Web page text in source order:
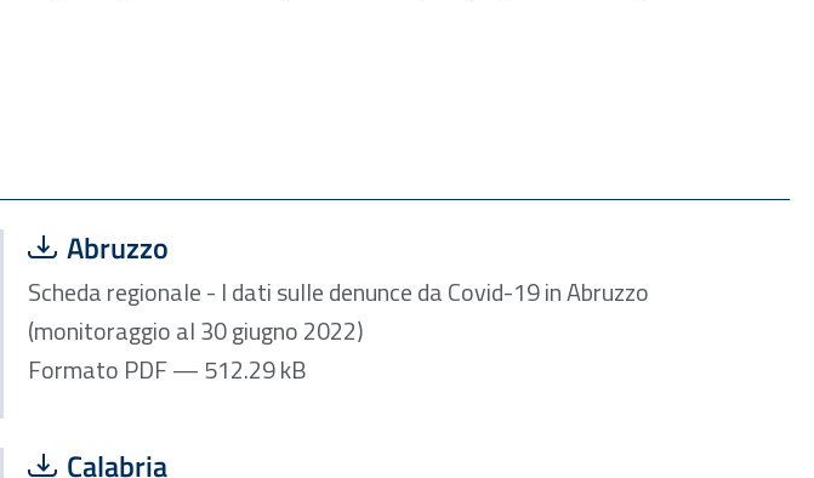
Scarica file:
Abruzzo
Scheda regionale - I dati sulle denunce da Covid-19 in Abruzzo
(monitoraggio al 30 giugno 2022)
Formato PDF — 512.29 kB
Scarica file:
Calabria